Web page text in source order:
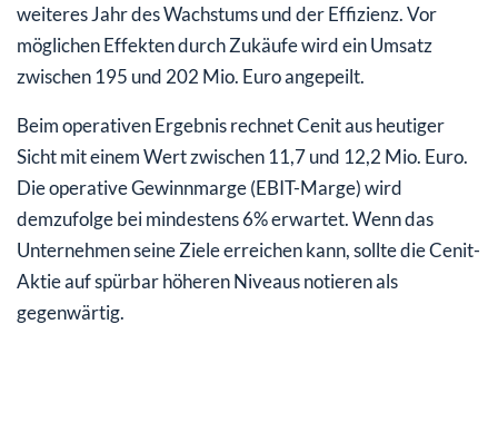
weiteres Jahr des Wachstums und der Effizienz. Vor
möglichen Effekten durch Zukäufe wird ein Umsatz
zwischen 195 und 202 Mio. Euro angepeilt.
Beim operativen Ergebnis rechnet Cenit aus heutiger
Sicht mit einem Wert zwischen 11,7 und 12,2 Mio. Euro.
Die operative Gewinnmarge (EBIT-Marge) wird
demzufolge bei mindestens 6% erwartet. Wenn das
Unternehmen seine Ziele erreichen kann, sollte die Cenit-
Aktie auf spürbar höheren Niveaus notieren als
gegenwärtig.